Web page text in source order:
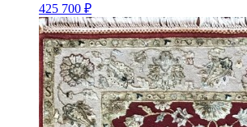
425 700 ₽